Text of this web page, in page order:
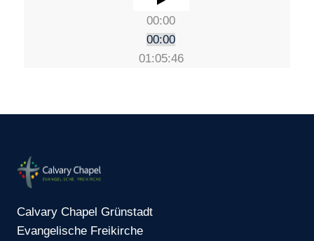
00:00
00:00
01:05:46
Calvary Chapel Grünstadt
Evangelische Freikirche